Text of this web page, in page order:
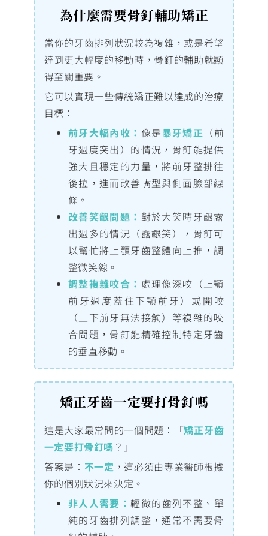
為什麼需要骨釘輔助矯正
當你的牙齒排列狀況較為複雜，或是希望
達到更大幅度的移動時，骨釘的輔助就顯
得至關重要。
它可以實現一些傳統矯正難以達成的治療
目標：
前牙大幅內收： 像是暴牙矯正 （前
牙過度突出）的情況，骨釘能提供
強大且穩定的力量，將前牙整排往
後拉，進而改善嘴型與側面臉部線
條。
改善笑齦問題： 對於大笑時牙齦露
出過多的情況（露齦笑），骨釘可
以幫忙將上顎牙齒整體向上推，調
整微笑線。
調整複雜咬合： 處理像深咬（上顎
前牙過度蓋住下顎前牙）或開咬
（上下前牙無法接觸）等複雜的咬
合問題，骨釘能精確控制特定牙齒
的垂直移動。
矯正牙齒一定要打骨釘嗎
這是大家最常問的一個問題：「矯正牙齒
一定要打骨釘嗎 ？」
答案是： 不一定 ，這必須由專業醫師根據
你的個別狀況來決定。
非人人需要：輕微的齒列不整、單
純的牙齒排列調整，通常不需要骨